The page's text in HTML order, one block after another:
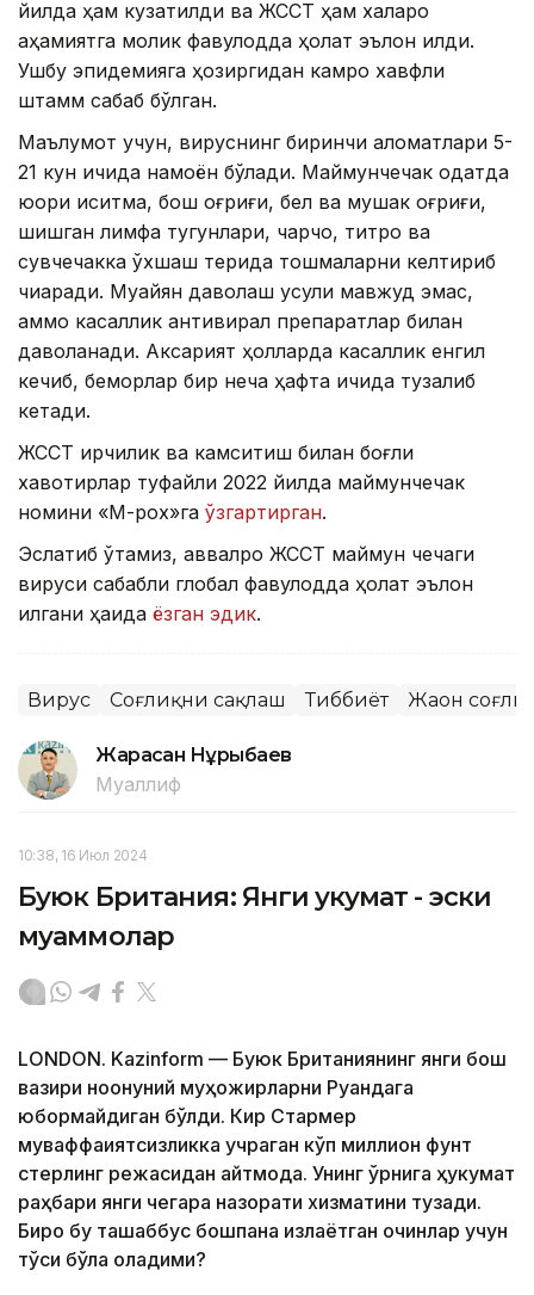
йилда ҳам кузатилди ва ЖССТ ҳам халқаро
аҳамиятга молик фавқулодда ҳолат эълон қилди.
Ушбу эпидемияга ҳозиргидан камроқ хавфли
штамм сабаб бўлган.
Маълумот учун, вируснинг биринчи аломатлари 5-
21 кун ичида намоён бўлади. Маймунчечак одатда
юқори иситма, бош оғриғи, бел ва мушак оғриғи,
шишган лимфа тугунлари, чарчоқ, титроқ ва
сувчечакка ўхшаш терида тошмаларни келтириб
чиқаради. Муайян даволаш усули мавжуд эмас,
аммо касаллик антивирал препаратлар билан
даволанади. Аксарият ҳолларда касаллик енгил
кечиб, беморлар бир неча ҳафта ичида тузалиб
кетади.
ЖССТ ирқчилик ва камситиш билан боғлиқ
хавотирлар туфайли 2022 йилда маймунчечак
номини «М-pox»га ўзгартирган.
Эслатиб ўтамиз, аввалроқ ЖССТ маймун чечаги
вируси сабабли глобал фавқулодда ҳолат эълон
қилгани ҳақида ёзган эдик.
Вирус Соғлиқни сақлаш Тиббиёт Жаҳон
Жарасқан Нұрыбаев
Муаллиф
10:38, 16 Июл 2024
Буюк Британия: Янги ҳукумат - эски
муаммолар
LONDON. Kazinform — Буюк Британиянинг янги бош
вазири ноқонуний муҳожирларни Руандага
юбормайдиган бўлди. Кир Стармер
муваффақиятсизликка учраган кўп миллион фунт
стерлинг режасидан қайтмоқда. Унинг ўрнига ҳукумат
раҳбари янги чегара назорати хизматини тузади.
Бироқ бу ташаббус бошпана излаётган қочқинлар учун
тўсиқ бўла оладими?